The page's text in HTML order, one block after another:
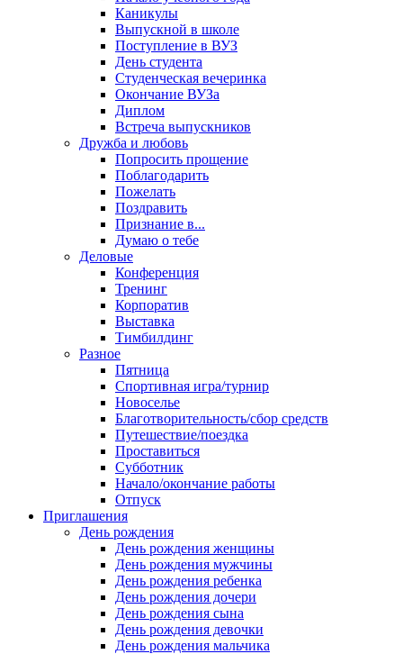
Каникулы
Выпускной в школе
Поступление в ВУЗ
День студента
Студенческая вечеринка
Окончание ВУЗа
Диплом
Встреча выпускников
Дружба и любовь
Попросить прощение
Поблагодарить
Пожелать
Поздравить
Признание в...
Думаю о тебе
Деловые
Конференция
Тренинг
Корпоратив
Выставка
Тимбилдинг
Разное
Пятница
Спортивная игра/турнир
Новоселье
Благотворительность/сбор средств
Путешествие/поездка
Проставиться
Субботник
Начало/окончание работы
Отпуск
Приглашения
День рождения
День рождения женщины
День рождения мужчины
День рождения ребенка
День рождения дочери
День рождения сына
День рождения девочки
День рождения мальчика